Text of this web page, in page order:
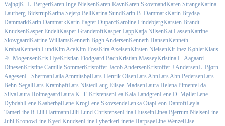
VajhøjK. L. BergerKaren Inge NielsenKaren RavnKaren SkovmandKaren StrangeKarina
Laurberg BidstrupKarina Sejerø BellKarina SundKarin B. DammarkKarin Brydsø
DammarkKarin DammarkKarin Pagter DuparcKaroline LindebjergKarsten Brandt-
KnudsenKasper EndeltKasper GrandetoftKasper LappKatja NilsenKat LassenKatrine
SkovgaardKatrine WilliamsKenneth Bøgh AndersenKenneth HansenKenneth
KrabatKenneth LundKim AceKim FossKira AxelsenKirsten NielsenKit Inez KøhlerKlaus
Æ. MogensenKris HyeKristian Flodgaard BachKristian MasseyKristina L. Aagaard
DinesenKristine Camille SommerKristoffer Jacob AndersenKristoffer J AndersenL. Bjørn
AagesenL. ShermanLaila AmmitsbølLars-Henrik OlsenLars AhnLars Ahn PedersenLars
Behn-SegallLars KramhøftLars NistedLaug Eilsøe-MadsenLaura Helena Pimentel da
SilvaLaura HolmegaardLaura K. T. KristensenLea Kala LandgrenLene D. MøllerLene
DybdahlLene KaaberbølLene KrogLene SkovsendeLenka OtapLeon DantoftLeyla
TamerLibe R.Lili HartmannLilli Lund ChristensenLina HusseinLinea Bjerrum NielsenLine
Juhl KronowLine Kyed KnudsenLine LybeckerLinette HarpsøeLine WenzelLise